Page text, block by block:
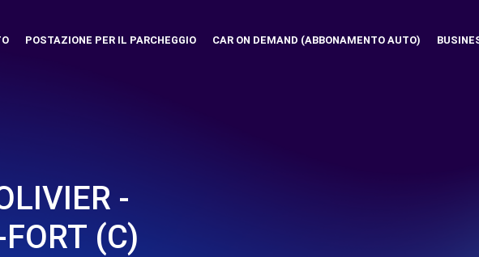
POSTAZIONE PER IL PARCHEGGIO CAR ON DEMAND (ABBONAMENTO AUTO)
-
(C)